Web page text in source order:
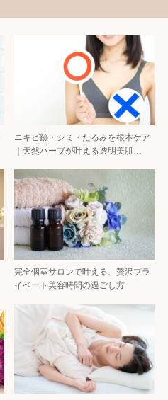
ニキビ跡・シミ・たるみを根本ケア
｜天然ハーブが叶える透明美肌…
完全個室サロンで叶える、贅沢プラ
イベート美容時間の過ごし方